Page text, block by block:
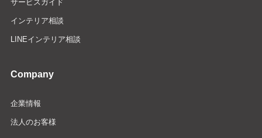
サービスガイド
インテリア相談
LINEインテリア相談
Company
企業情報
法人のお客様